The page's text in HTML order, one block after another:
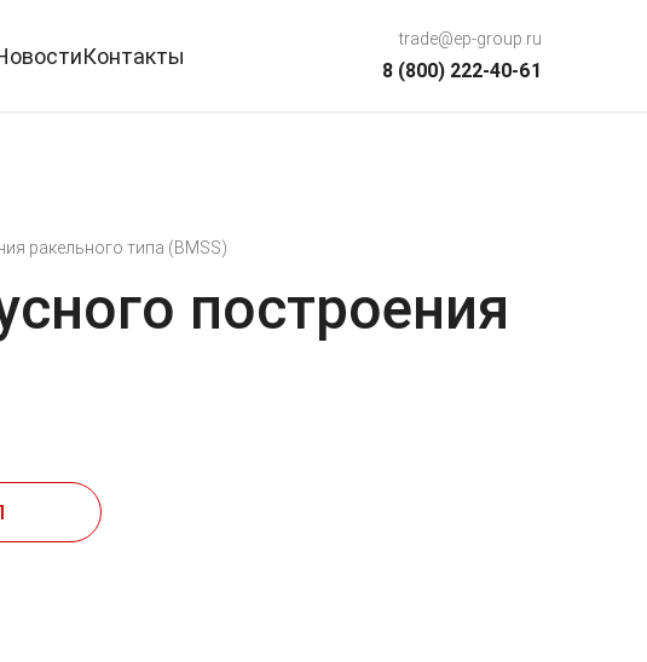
Контакты
trade@ep-group.ru
8 (800) 222-40-61
ракельного типа (BMSS)
построения